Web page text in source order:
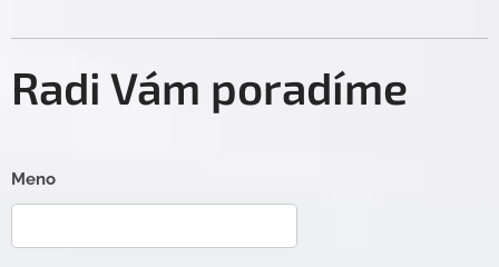
Radi Vám poradíme
Meno